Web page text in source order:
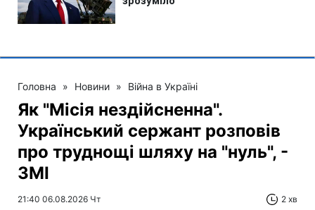
Головна » Новини » Війна в Україні
Як "Місія нездійсненна".
Український сержант розповів
про труднощі шляху на "нуль", -
ЗМІ
21:40 06.08.2026 Чт 2 хв